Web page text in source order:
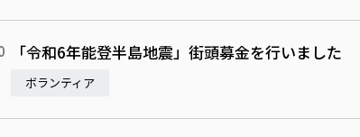
「令和6年能登半島地震」街頭募金を行いました
ボランティア